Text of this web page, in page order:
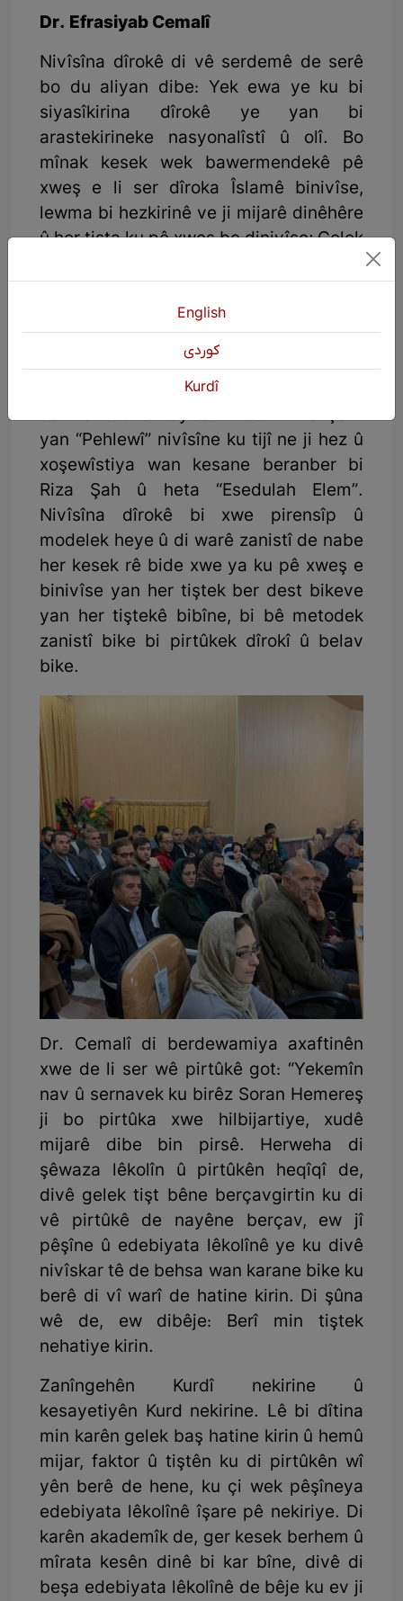
Dr. Efrasiyab Cemalî
Nivîsîna dîrokê di vê serdemê de serê
bo du aliyan dibe: Yek ewa ye ku bi
siyasîkirina dîrokê ye yan bi
arastekirineke nasyonalîstî û olî. Bo
mînak kesek wek bawermendekê pê
xweş e li ser dîroka Îslamê binivîse,
lewma bi hezkirinê ve ji mijarê dinêhêre
û her tişta ku pê xweş be dinivîse; Gelek
de hezkirina xwe nîşan dide. Yan di
warê nasyonalîstî de di wan sedsalên
borî de Fars ku xwazyarê hikûmeta
Paşayetî ne, bi hezaran pirtûk û belge li
ser Îranê û bi taybetî li ser “Riza Şah”
yan “Pehlewî” nivîsîne ku tijî ne ji hez û
xoşewîstiya wan kesane beranber bi
Riza Şah û heta “Esedulah Elem”.
Nivîsîna dîrokê bi xwe pirensîp û
modelek heye û di warê zanistî de nabe
her kesek rê bide xwe ya ku pê xweş e
binivîse yan her tiştek ber dest bikeve
yan her tiştekê bibîne, bi bê metodek
zanistî bike bi pirtûkek dîrokî û belav
bike.
Dr. Cemalî di berdewamiya axaftinên
xwe de li ser wê pirtûkê got: “Yekemîn
nav û sernavek ku birêz Soran Hemereş
ji bo pirtûka xwe hilbijartiye, xudê
mijarê dibe bin pirsê. Herweha di
şêwaza lêkolîn û pirtûkên heqîqî de,
divê gelek tişt bêne berçavgirtin ku di
vê pirtûkê de nayêne berçav, ew jî
pêşîne û edebiyata lêkolînê ye ku divê
nivîskar tê de behsa wan karane bike ku
berê di vî warî de hatine kirin. Di şûna
wê de, ew dibêje: Berî min tiştek
nehatiye kirin.
Zanîngehên Kurdî nekirine û
kesayetiyên Kurd nekirine. Lê bi dîtina
min karên gelek baş hatine kirin û hemû
mijar, faktor û tiştên ku di pirtûkên wî
yên berê de hene, ku çi wek pêşîneya
edebiyata lêkolînê îşare pê nekiriye. Di
karên akademîk de, ger kesek berhem û
mîrata kesên dinê bi kar bîne, divê di
beşa edebiyata lêkolînê de bêje ku ev ji
English
كوردی
Kurdî